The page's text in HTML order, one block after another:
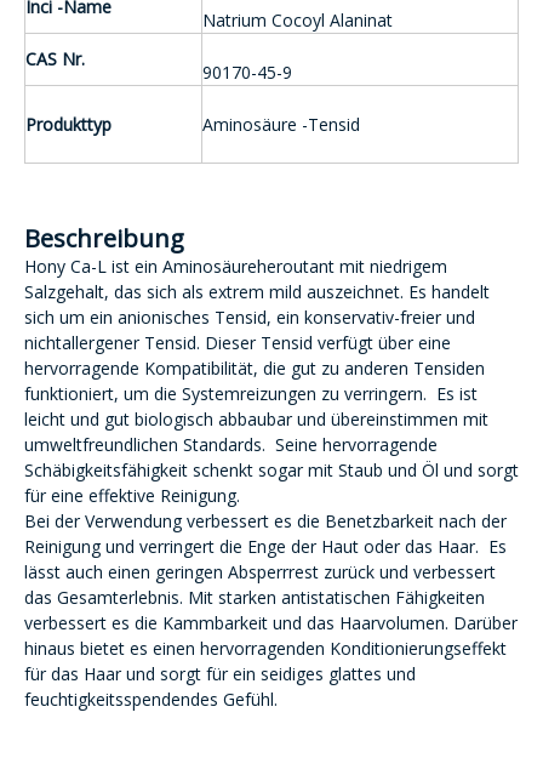
Inci -Name
Natrium Cocoyl Alaninat
CAS Nr.
90170-45-9
Produkttyp Aminosäure -Tensid
Beschreibung
Hony Ca-L ist ein Aminosäureheroutant mit niedrigem
Salzgehalt, das sich als extrem mild auszeichnet. Es handelt
sich um ein anionisches Tensid, ein konservativ-freier und
nichtallergener Tensid. Dieser Tensid verfügt über eine
hervorragende Kompatibilität, die gut zu anderen Tensiden
funktioniert, um die Systemreizungen zu verringern. Es ist
leicht und gut biologisch abbaubar und übereinstimmen mit
umweltfreundlichen Standards. Seine hervorragende
Schäbigkeitsfähigkeit schenkt sogar mit Staub und Öl und sorgt
für eine effektive Reinigung.
Bei der Verwendung verbessert es die Benetzbarkeit nach der
Reinigung und verringert die Enge der Haut oder das Haar. Es
lässt auch einen geringen Absperrrest zurück und verbessert
das Gesamterlebnis. Mit starken antistatischen Fähigkeiten
verbessert es die Kammbarkeit und das Haarvolumen. Darüber
hinaus bietet es einen hervorragenden Konditionierungseffekt
für das Haar und sorgt für ein seidiges glattes und
feuchtigkeitsspendendes Gefühl.